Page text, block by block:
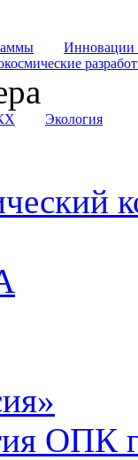
Инновации
Экология
ОПК